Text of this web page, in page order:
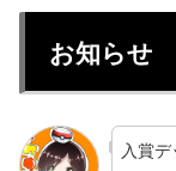
お知らせ
入賞